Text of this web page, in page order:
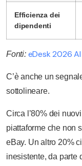
Efficienza dei
dipendenti
Fonti: eDesk 2026
C’è anche un
sottolineare.
Circa l’80% dei
piattaforme che non
eBay. Un altro 20%
inesistente, da parte